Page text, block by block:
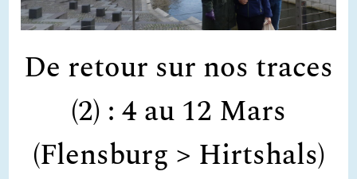
De retour sur nos traces
(2) : 4 au 12 Mars
(Flensburg > Hirtshals)